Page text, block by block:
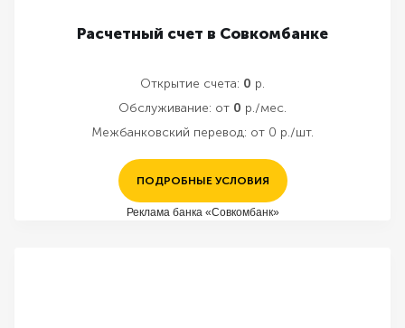
Расчетный счет в Совкомбанке
Открытие счета: 0 р.
Обслуживание: от 0 р./мес.
Межбанковский перевод: от 0 р./шт.
ПОДРОБНЫЕ УСЛОВИЯ
Реклама банка «Совкомбанк»